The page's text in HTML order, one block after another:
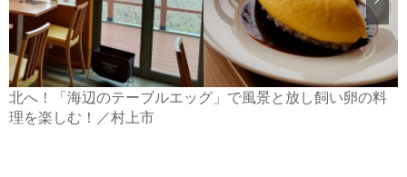
北へ！「海辺のテーブルエッグ」で風景と放し飼い卵の料
理を楽しむ！／村上市